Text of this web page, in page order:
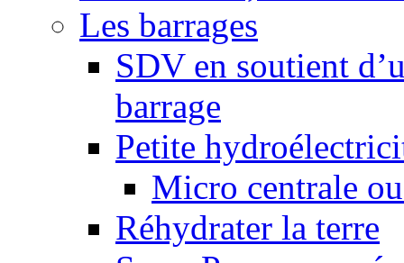
Les barrages
SDV en soutient
barrage
Petite
Micro centrale
Réhydrater la terre